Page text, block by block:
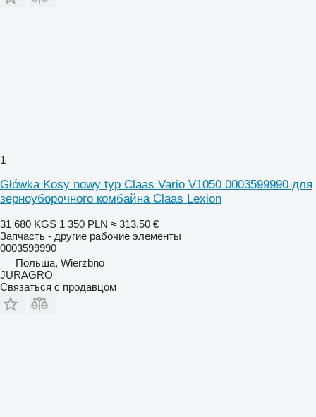
1
Główka Kosy nowy typ Claas Vario V1050 0003599990 для
зерноуборочного комбайна Claas Lexion
31 680 KGS 1 350 PLN ≈ 313,50 €
Запчасть - другие рабочие элементы
0003599990
Польша, Wierzbno
JURAGRO
Связаться с продавцом